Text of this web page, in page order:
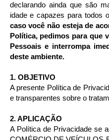
declarando ainda que são
idade e capazes para todos
caso você não esteja de
Política, pedimos para que
Pessoais e interrompa
deste ambiente.
1. OBJETIVO
A presente Política de
e transparentes sobre o
2. APLICAÇÃO
A Política de Privacidade se